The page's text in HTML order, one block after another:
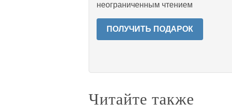
неограниченным чтением
ПОЛУЧИТЬ ПОДАРОК
Читайте также